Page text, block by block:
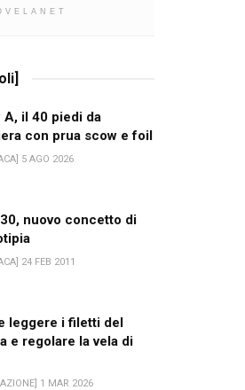
A, il 40 piedi da
con prua scow e foil
5 AGO 2026
nuovo concetto di
24 FEB 2011
leggere i filetti del
e regolare la vela di
1 MAR 2026